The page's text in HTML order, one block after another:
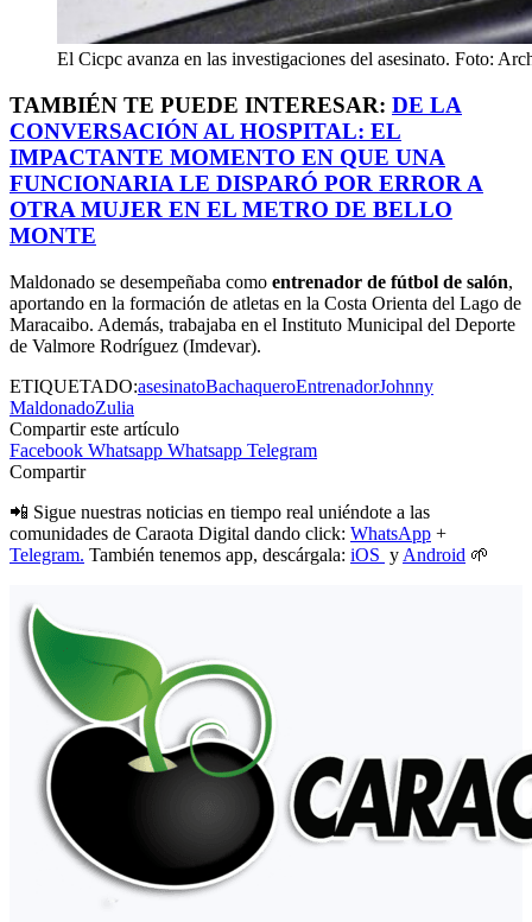
El Cicpc avanza en las investigaciones del asesinato. Foto:
TAMBIÉN TE PUEDE INTERESAR: DE LA
CONVERSACIÓN AL HOSPITAL: EL
IMPACTANTE MOMENTO EN QUE UNA
FUNCIONARIA LE DISPARÓ POR ERROR A
OTRA MUJER EN EL METRO DE BELLO
MONTE
Maldonado se desempeñaba como entrenador de fútbol de salón,
aportando en la formación de atletas en la Costa Orienta del Lago de
Maracaibo. Además, trabajaba en el Instituto Municipal del Deporte
de Valmore Rodríguez (Imdevar).
ETIQUETADO:asesinatoBachaqueroEntrenadorJohnny
MaldonadoZulia
Compartir este artículo
Facebook Whatsapp Whatsapp Telegram
Compartir
📲 Sigue nuestras noticias en tiempo real uniéndote a las
comunidades de Caraota Digital dando click: WhatsApp +
Telegram. También tenemos app, descárgala: iOS y Android 🌱